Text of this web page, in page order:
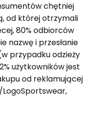
chętniej
od której otrzymali
80% odbiorców
nazwę i przesłanie
przypadku odzieży
użytkowników jest
od reklamującej
LogoSportswear,